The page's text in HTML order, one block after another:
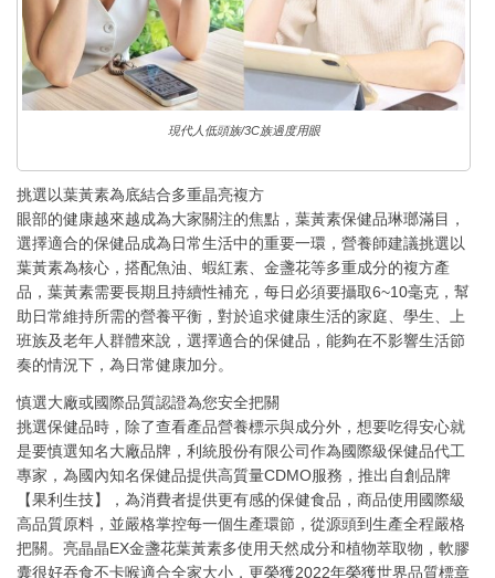
現代人低頭族/3C族過度用眼
挑選以葉黃素為底結合多重晶亮複方
眼部的健康越來越成為大家關注的焦點，葉黃素保健品琳瑯滿目，
選擇適合的保健品成為日常生活中的重要一環，營養師建議挑選以
葉黃素為核心，搭配魚油、蝦紅素、金盞花等多重成分的複方產
品，葉黃素需要長期且持續性補充，每日必須要攝取6~10毫克，幫
助日常維持所需的營養平衡，對於追求健康生活的家庭、學生、上
班族及老年人群體來說，選擇適合的保健品，能夠在不影響生活節
奏的情況下，為日常健康加分。
慎選大廠或國際品質認證為您安全把關
挑選保健品時，除了查看產品營養標示與成分外，想要吃得安心就
是要慎選知名大廠品牌，利統股份有限公司作為國際級保健品代工
專家，為國內知名保健品提供高質量CDMO服務，推出自創品牌
【果利生技】，為消費者提供更有感的保健食品，商品使用國際級
高品質原料，並嚴格掌控每一個生產環節，從源頭到生產全程嚴格
把關。亮晶晶EX金盞花葉黃素多使用天然成分和植物萃取物，軟膠
囊很好吞食不卡喉適合全家大小，更榮獲2022年榮獲世界品質標章